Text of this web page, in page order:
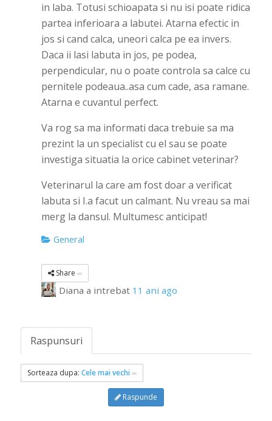
in laba. Totusi schioapata si nu isi poate ridica
partea inferioara a labutei. Atarna efectic in
jos si cand calca, uneori calca pe ea invers.
Daca ii lasi labuta in jos, pe podea,
perpendicular, nu o poate controla sa calce cu
pernitele podeaua..asa cum cade, asa ramane.
Atarna e cuvantul perfect.
Va rog sa ma informati daca trebuie sa ma
prezint la un specialist cu el sau se poate
investiga situatia la orice cabinet veterinar?
Veterinarul la care am fost doar a verificat
labuta si I.a facut un calmant. Nu vreau sa mai
merg la dansul. Multumesc anticipat!
General
Share
Diana a intrebat 11 ani ago
Raspunsuri
Sorteaza dupa: Cele mai vechi
Raspunde